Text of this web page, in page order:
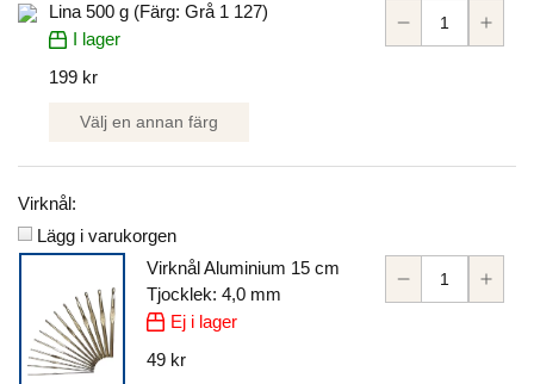
Lina 500 g (Färg: Grå 1 127)
I lager
199 kr
Välj en annan färg
Virknål:
Lägg i varukorgen
Virknål Aluminium 15 cm
Tjocklek: 4,0 mm
Ej i lager
49 kr